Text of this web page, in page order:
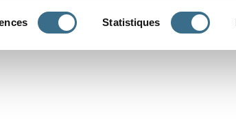
Statistiques